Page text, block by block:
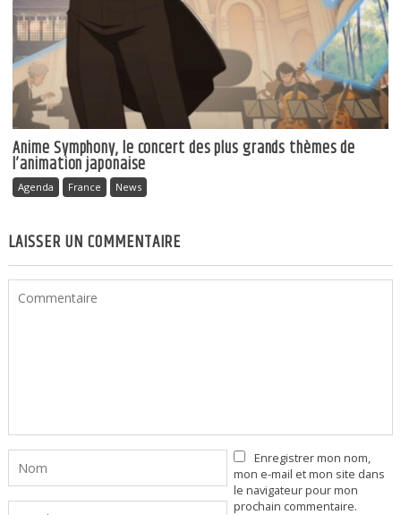
Anime Symphony, le concert des plus grands thèmes de
l’animation japonaise
Agenda France News
LAISSER UN COMMENTAIRE
Enregistrer mon nom,
mon e-mail et mon site dans
le navigateur pour mon
prochain commentaire.